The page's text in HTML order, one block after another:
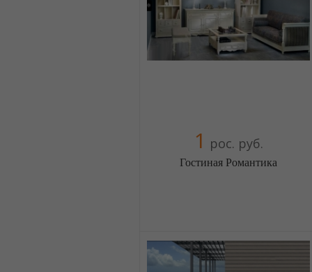
+38(067) 4454541
1 рос. руб.
Гостиная Романтика
5 отзыв(а), 100% положительных
Компания верифицирована